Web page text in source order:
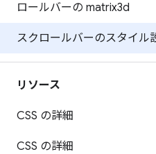
ロールバーの matrix3d
スクロールバーのスタイル
リソース
CSS の詳細
CSS の詳細